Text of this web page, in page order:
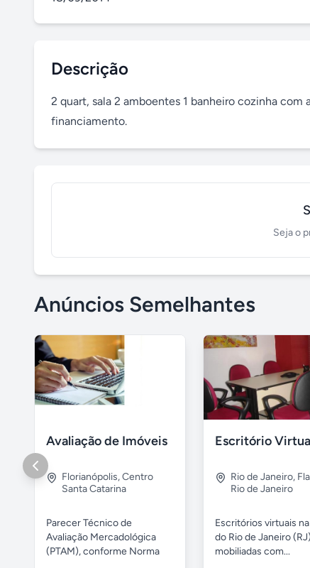
Descrição
2 quart, sala 2 amboentes 1 banheiro cozinha
financiamento.
Seja o
Anúncios Semelhantes
Avaliação de Imóveis
Florianópolis,Centro
Santa Catarina
Parecer Técnico de
Avaliação Mercadológica
(PTAM), conforme Norma
Rio de Janeiro,
Rio de Janeiro
Escritórios virtuais
do Rio de Janeiro
mobiliadas com...